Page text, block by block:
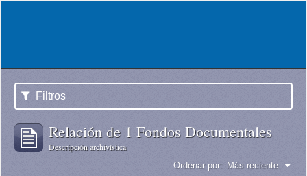
Filtros
Relación de 1 Fondos Documentales
Descripción archivística
Ordenar por: Más reciente